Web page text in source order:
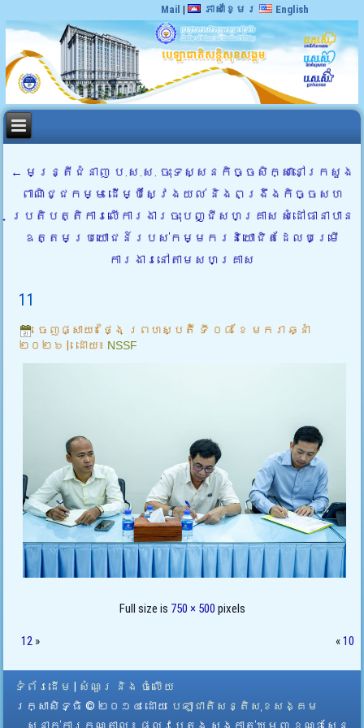
Mail | ភាសាខ្មែរ English
← មន្ត្រីជំនាញ ប.ស.ស. ចុះទស្សនកិច្ចសិក្សានៅក្រសួង
ពាណិជ្ជកម្ម ដើម្បីស្វែងយល់ និងពង្រឹងកិច្ចសហ
ប្រតិបត្តិការលើការងារចុះបញ្ជីសហគ្រាស សំដៅធានាបាន
ឧត្តមប្រយោជន៍របស់កម្មករនិយោជិតដែលបម្រើ
ការងារនៅតាមសហគ្រាស
11
ចេញផ្សាយ៖ ថ្ងៃ ព្រហស្បតិ៍ ទី ០៨ ខែ មករា ឆ្នាំ
២០២៦
| ដោយ៖ NSSF
Full size is 750 × 500 pixels
12 » «10
ទំព័រដើម
សំណួរ និង ចំលើយ
រក្សាសិទ្ធិ © ២០១៤ ដោយ​ បេឡាជាតិសន្តិសុខសង្គម